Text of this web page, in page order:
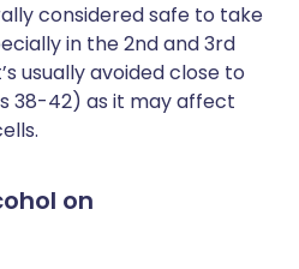
considered safe to take
in the 2nd and 3rd
usually avoided close to
38-42) as it may affect
on